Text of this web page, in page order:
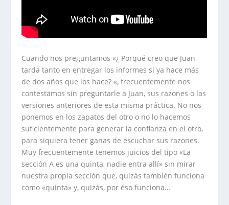
Cuando nos preguntamos «¿ Porqué creo que Juan
tarda tanto en entregar los informes si ya hace más
de dos años que los hace? «, frecuentemente nos
contestamos sin preguntarle a Juan, sus razones o las
versiones anteriores de esta misma práctica. No nos
ponemos en los zapatos del otro o no lo hacemos
suficientemente para generar la confianza en el otro,
para siquiera tener ganas de escuchar sus razones.
Muy frecuentemente tenemos juicios del tipo «La
sección A es una quinta, nadie entra allí» sin mirar
nuestra propia sección que, quizás también funciona
como «quinta» y, quizás, por éso funciona…